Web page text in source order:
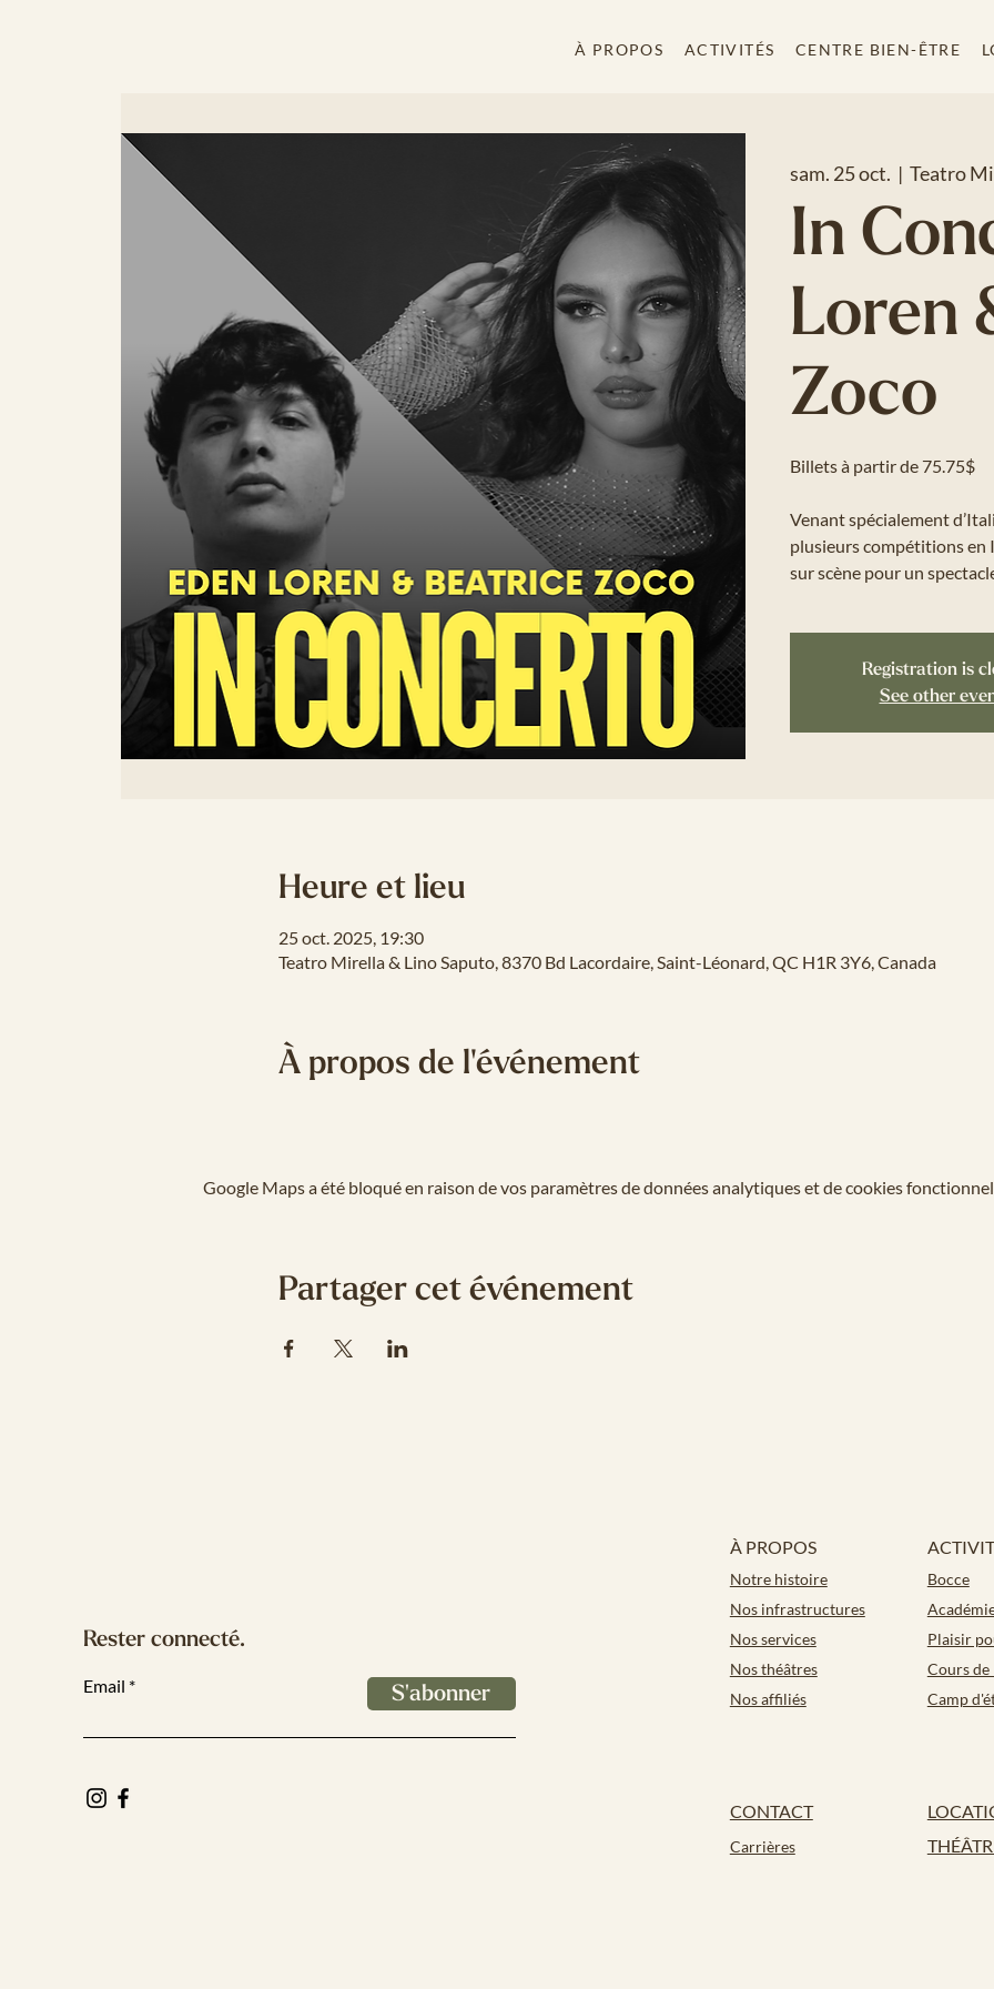
À PROPOS ACTIVITÉS CENTRE BIEN-ÊTRE
sam. 25 oct.
  |
Teatro
In
Loren
Zoco
Billets à partir de 75.75$
Venant spécialement
plusieurs compétitions en
sur scène pour un
Registration is
See other
Heure et lieu
25 oct. 2025, 19:30
Teatro Mirella & Lino Saputo, 8370 Bd Lacordaire, Saint-Léonard, QC H1R 3Y6, Canada
À propos de l'événement
Google Maps a été bloqué en raison de vos paramètres de données analytiques et de cookies
Partager cet événement
Rester connecté.
Email S'abonner
À PROPOS
Notre histoire
Nos infrastructures
Nos services
Nos théâtres
Nos affiliés
Bocce
Plaisir
Cours de
Camp
CONTACT
Carrières